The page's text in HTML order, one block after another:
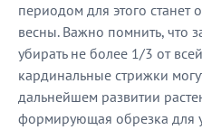
периодом для этого станет
весны. Важно помнить, что
убирать не более 1/3 от
кардинальные стрижки
дальнейшем развитии
формирующая обрезка для